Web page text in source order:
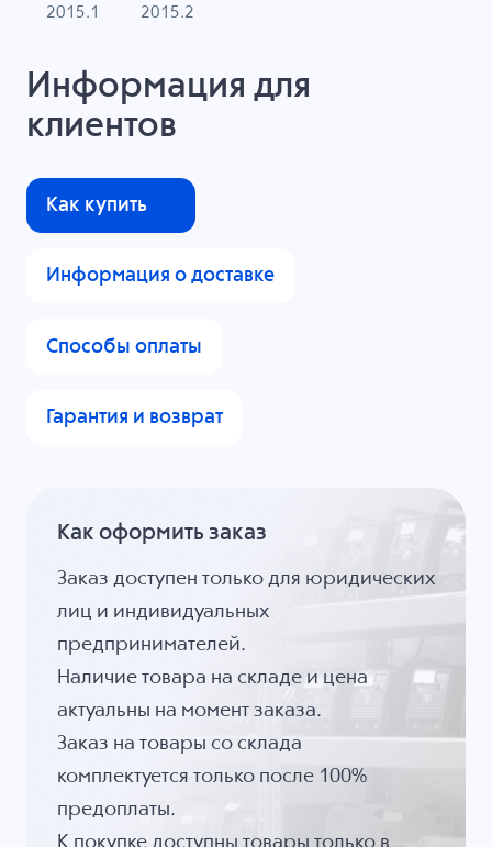
2015.1
2015.2
Информация для
клиентов
Как купить
Информация о доставке
Способы оплаты
Гарантия и возврат
Как оформить заказ
Заказ доступен только для юридических
лиц и индивидуальных
предпринимателей.
Наличие товара на складе и цена
актуальны на момент заказа.
Заказ на товары со склада
комплектуется только после 100%
предоплаты.
К покупке доступны товары только в